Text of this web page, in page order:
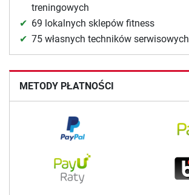
treningowych
69 lokalnych sklepów fitness
75 własnych techników serwisowych
METODY PŁATNOŚCI